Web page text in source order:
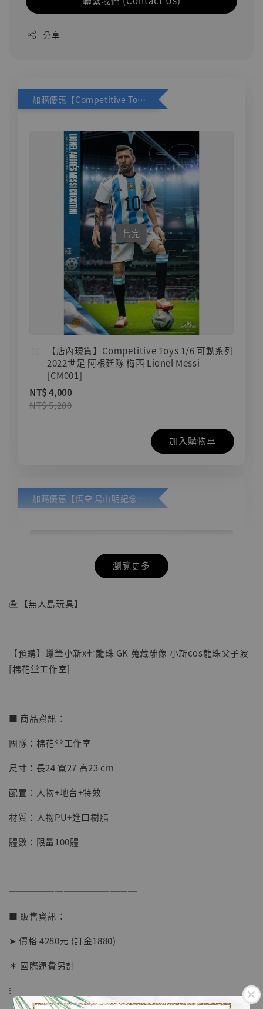
分享
加購優惠【Competitive Toys 梅西 [CM001]】
售完
【店內現貨】Competitive Toys 1/6 可動系列
2022世足 阿根廷隊 梅西 Lionel Messi
[CM001]
NT$ 4,000
NT$ 5,200
加入購物車
加購優惠【悟空 鳥山明紀念款 [奇蹟工作室]】
【店內現貨】七龍珠 系列蒐藏雕像 悟空 鳥山
明紀念款 [奇蹟工作室]
NT$ 5,580
瀏覽更多
🏝【無人島玩具】
【預購】蠟筆小新x七龍珠 GK 蒐藏雕像 小新cos龍珠父子波
[棉花堂工作室]
■ 商品資訊：
團隊：棉花堂工作室
尺寸：長24 寬27 高23 cm
配置：人物+地台+特效
材質：人物PU+進口樹脂
體數：限量100體
──────────────
■ 販售資訊：
➤ 價格 4280元 (訂金1880)
＊ 國際運費另計
⁝